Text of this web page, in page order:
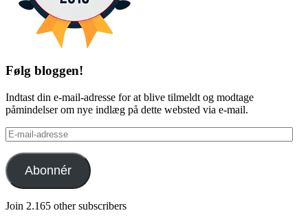
Følg bloggen!
Indtast din e-mail-adresse for at blive tilmeldt og modtage
påmindelser om nye indlæg på dette websted via e-mail.
E-
mail-
adresse
Abonnér
Join 2.165 other subscribers